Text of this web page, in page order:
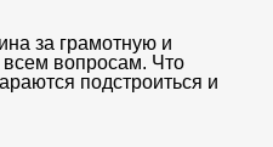
за грамотную и
вопросам. Что
подстроиться и